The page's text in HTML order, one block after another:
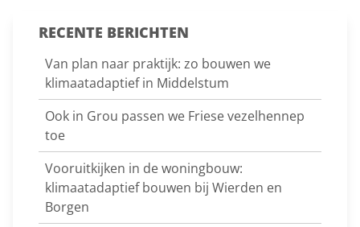
RECENTE BERICHTEN
Van plan naar praktijk: zo bouwen we
klimaatadaptief in Middelstum
Ook in Grou passen we Friese vezelhennep
toe
Vooruitkijken in de woningbouw:
klimaatadaptief bouwen bij Wierden en
Borgen